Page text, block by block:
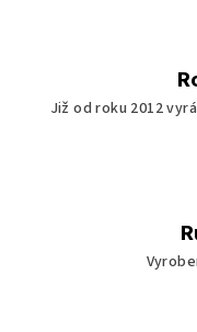
Již od roku 2012